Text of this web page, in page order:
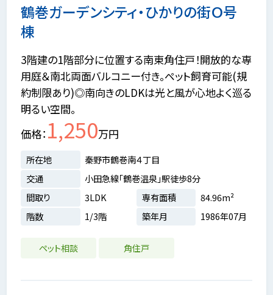
鶴巻ガーデンシティ・ひかりの街Ｏ号
棟
3階建の1階部分に位置する南東角住戸！開放的な専
用庭＆南北両面バルコニー付き。ペット飼育可能(規
約制限あり)◎南向きのLDKは光と風が心地よく巡る
明るい空間。
価格 1,250万円
所在地
秦野市鶴巻南４丁目
交通
小田急線「鶴巻温泉」駅徒歩8分
間取り
3LDK 専有面積
84.96m²
階数
1/3階 築年月 1986年07月
ペット相談 角住戸